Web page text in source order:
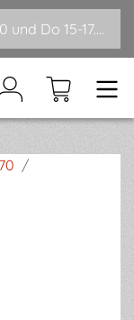
Telefonzeiten Mo,Di,Mi 10.00-12.00 und Do 15-17.00
/